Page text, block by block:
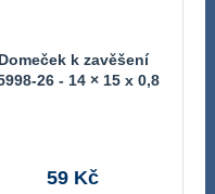
Domeček k zavěšení
26 - 14 × 15 x 0,8
59 Kč